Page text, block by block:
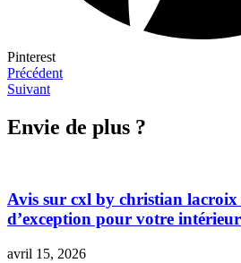
Pinterest
Précédent
Suivant
Envie de plus ?
Avis sur cxl by christian lacroix
d’exception pour votre intérieur
avril 15, 2026